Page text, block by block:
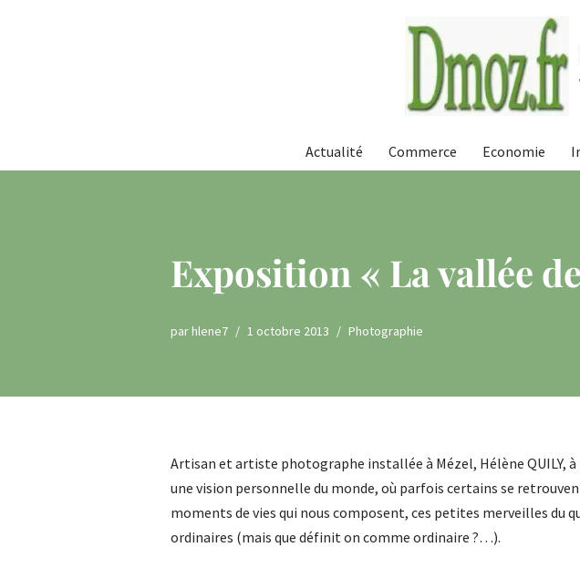
Actualité Commerce Economie
Exposition « La vallée de
parhlene7 1 octobre 2013 Photographie
Artisan et artiste photographe installée à Mézel, Hélène QUILY,
une vision personnelle du monde, où parfois certains se
moments de vies qui nous composent, ces petites merveilles du
ordinaires (mais que définit on comme ordinaire ?…).